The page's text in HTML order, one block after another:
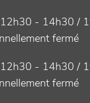
- 14h30 /
fermé
- 14h30 /
fermé